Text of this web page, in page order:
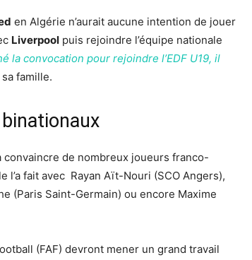
en Algérie n’aurait aucune intention de jouer
Liverpool puis rejoindre l’équipe nationale
la convocation pour rejoindre l’EDF U19, il
famille.
convaincre de nombreux joueurs franco-
l’a fait avec Rayan Aït-Nouri (SCO Angers),
(Paris Saint-Germain) ou encore Maxime
(FAF) devront mener un grand travail